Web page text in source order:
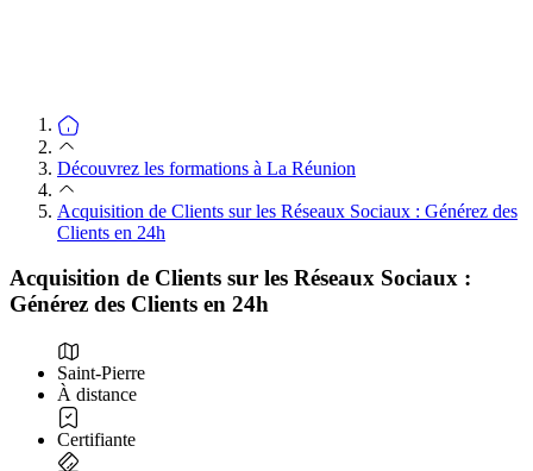
Découvrez les formations à La Réunion
Acquisition de Clients sur les Réseaux Sociaux : Générez des
Clients en 24h
Acquisition de Clients sur les Réseaux Sociaux :
Générez des Clients en 24h
Saint-Pierre
À distance
Certifiante